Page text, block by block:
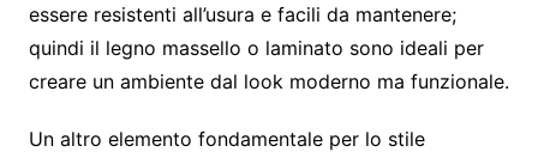
essere resistenti all’usura e facili da mantenere;
quindi il legno massello o laminato sono ideali per
creare un ambiente dal look moderno ma funzionale.
Un altro elemento fondamentale per lo stile